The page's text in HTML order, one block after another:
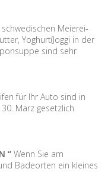
schwedischen Meierei-
Yoghurt(Joggi in der
sind sehr
für Ihr Auto sind in
März gesetzlich
“ Wenn Sie am
Badeorten ein kleines